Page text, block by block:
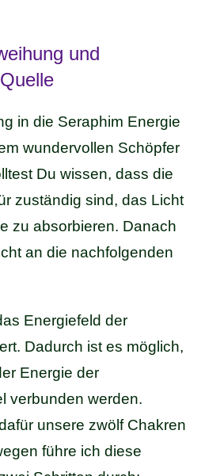
und
in die Seraphim Energie
wundervollen Schöpfer
Du wissen, dass die
zuständig sind, das Licht
zu absorbieren. Danach
an die nachfolgenden
Energiefeld der
Dadurch ist es möglich,
Energie der
verbunden werden.
unsere zwölf Chakren
führe ich diese